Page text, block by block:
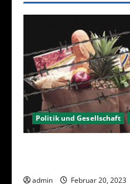
Politik und Gesellschaft
admin Februar 20, 2023